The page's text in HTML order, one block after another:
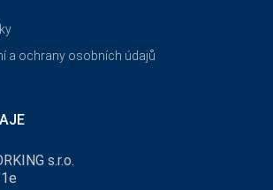
a ochrany osobních údajů
s.r.o.